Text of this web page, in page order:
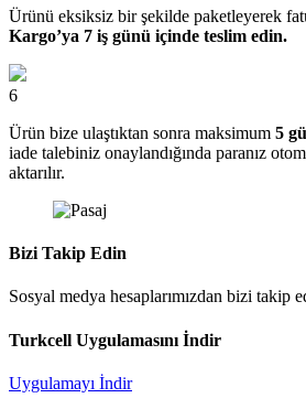
Ürünü eksiksiz bir şekilde paketleyerek
Kargo’ya 7 iş günü içinde teslim edin.
6
Ürün bize ulaştıktan sonra maksimum 5
iade talebiniz onaylandığında paranız
aktarılır.
Bizi Takip Edin
Sosyal medya hesaplarımızdan bizi takip
Turkcell Uygulamasını İndir
Uygulamayı İndir